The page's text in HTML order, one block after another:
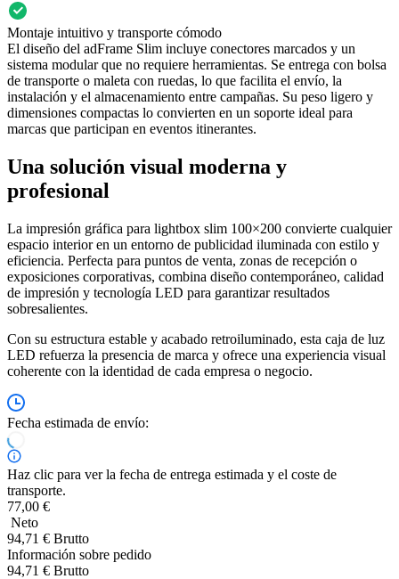
Montaje intuitivo y transporte cómodo
El diseño del adFrame Slim incluye conectores marcados y un
sistema modular que no requiere herramientas. Se entrega con bolsa
de transporte o maleta con ruedas, lo que facilita el envío, la
instalación y el almacenamiento entre campañas. Su peso ligero y
dimensiones compactas lo convierten en un soporte ideal para
marcas que participan en eventos itinerantes.
Una solución visual moderna y
profesional
La impresión gráfica para lightbox slim 100×200 convierte cualquier
espacio interior en un entorno de publicidad iluminada con estilo y
eficiencia. Perfecta para puntos de venta, zonas de recepción o
exposiciones corporativas, combina diseño contemporáneo, calidad
de impresión y tecnología LED para garantizar resultados
sobresalientes.
Con su estructura estable y acabado retroiluminado, esta caja de luz
LED refuerza la presencia de marca y ofrece una experiencia visual
coherente con la identidad de cada empresa o negocio.
Fecha estimada de envío:
Haz clic para ver la fecha de entrega estimada y el coste de
transporte.
77,00 €
Neto
94,71 € Brutto
Información sobre pedido
94,71 € Brutto